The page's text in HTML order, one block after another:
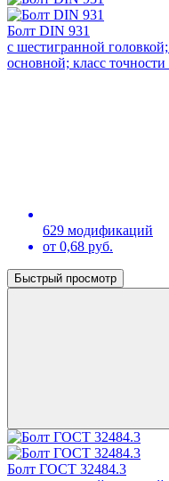
Болт DIN 931
с шестигранной
основной; класс
629 модификаций
от 0,68 руб.
Быстрый просмотр
Болт ГОСТ 32484.3